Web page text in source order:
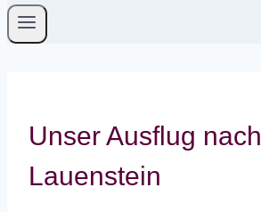
Unser Ausflug nach
Lauenstein